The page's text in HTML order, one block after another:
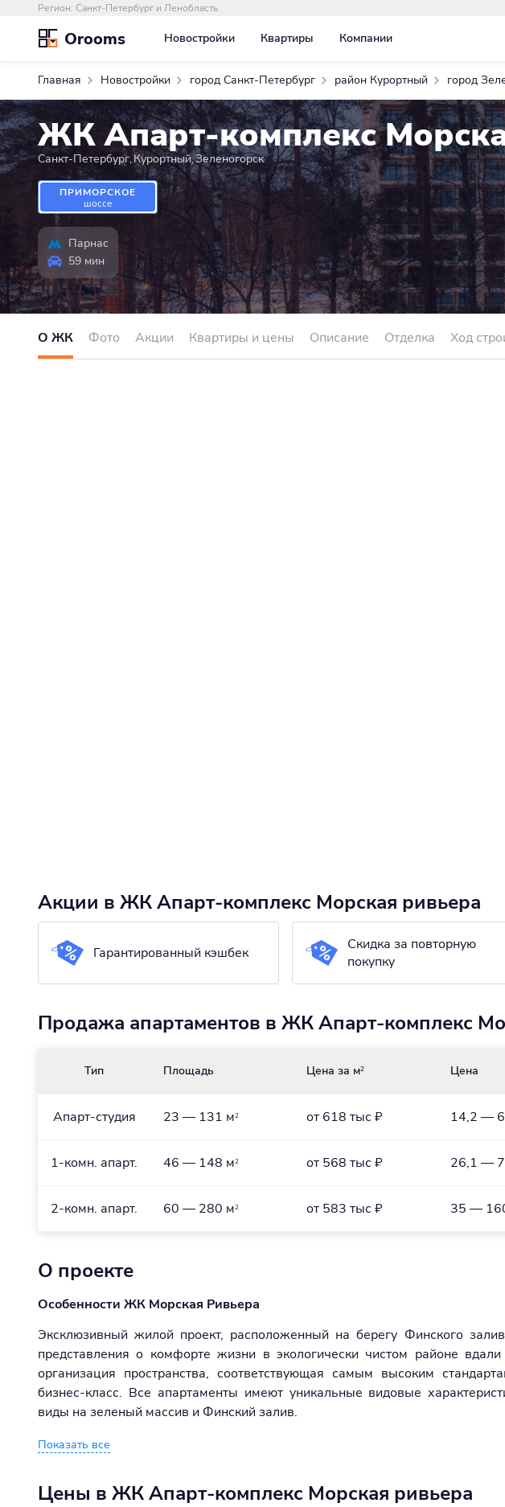
Регион: Санкт-Петербург и Ленобласть
Orooms Новостройки Квартиры Компании
Главная Новостройки город Санкт-Петербург район Курортный город
ЖК Апарт-комплекс
Санкт-Петербург,Курортный,Зеленогорск
ПРИМОРСКОЕ
шоссе
Парнас
59 мин
О ЖК Фото Акции Квартиры и цены Описание Отделка Ход
Акции в ЖК Апарт-комплекс Морская ривьера
Гарантированный кэшбек
Скидка за повторную
покупку
Продажа апартаментов в ЖК Апарт-комплекс
Тип Площадь Цена за м2 Цена
Апарт-студия 23 — 131 м2 от 618 тыс ₽ 14,2 —
1-комн. апарт. 46 — 148 м2 от 568 тыс ₽ 26,1 —
2-комн. апарт. 60 — 280 м2 от 583 тыс ₽ 35 —
О проекте
Особенности ЖК Морская Ривьера
Эксклюзивный жилой проект, расположенный на берегу Финского
представления о комфорте жизни в экологически чистом районе
организация пространства, соответствующая самым высоким
бизнес-класс. Все апартаменты имеют уникальные видовые
виды на зеленый массив и Финский залив.
Показать все
Цены в ЖК Апарт-комплекс Морская ривьера